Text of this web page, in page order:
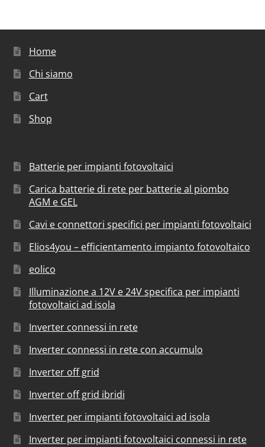
Home
Chi siamo
Cart
Shop
Batterie per impianti fotovoltaici
Carica batterie di rete per batterie al piombo
AGM e GEL
Cavi e connettori specifici per impianti fotovoltaici
Elios4you – efficientamento impianto fotovoltaico
eolico
Illuminazione a 12V e 24V specifica per impianti
fotovoltaici ad isola
Inverter connessi in rete
Inverter connessi in rete con accumulo
Inverter off grid
Inverter off grid ibridi
Inverter per impianti fotovoltaici ad isola
Inverter per impianti fotovoltaici connessi in rete